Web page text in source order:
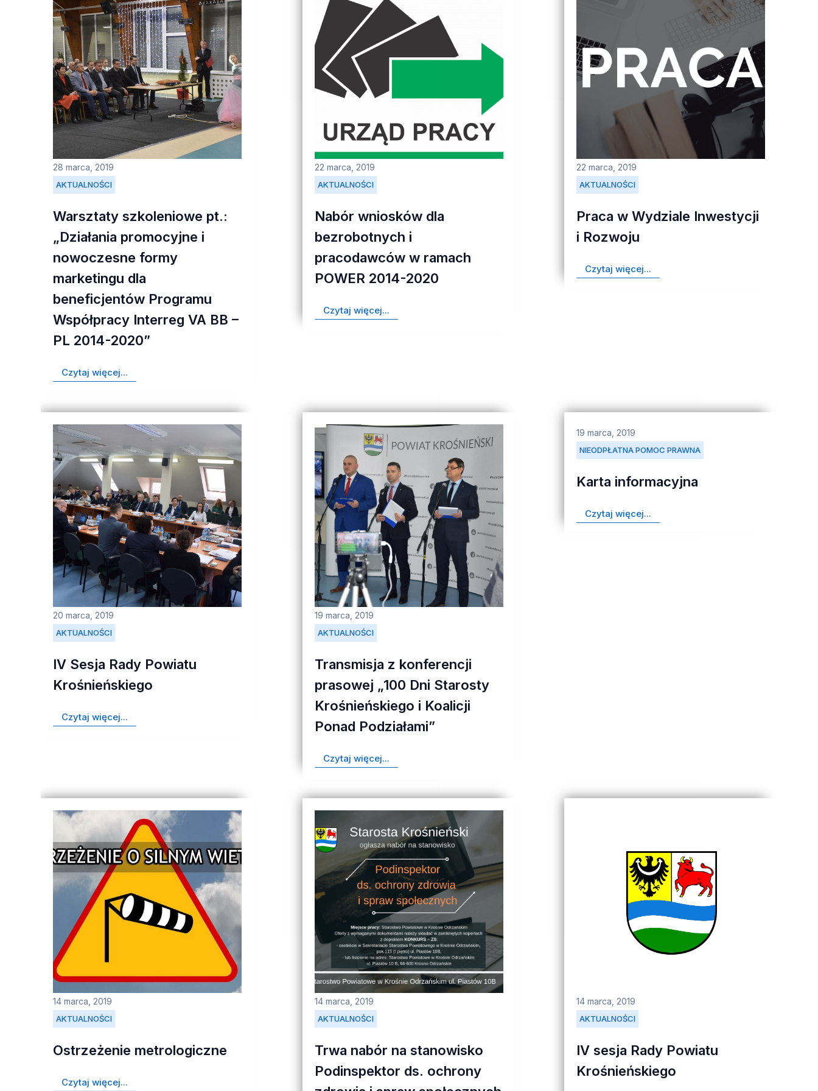
AKTUALNOŚCI
28 marca, 2019
Warsztaty szkoleniowe pt.:
„Działania promocyjne i
nowoczesne formy
marketingu dla
beneficjentów Programu
Współpracy Interreg VA BB –
PL 2014-2020”
Czytaj więcej...
AKTUALNOŚCI
22 marca, 2019
Nabór wniosków dla
bezrobotnych i
pracodawców w ramach
POWER 2014-2020
Czytaj więcej...
AKTUALNOŚCI
22 marca, 2019
Praca w Wydziale Inwestycji
i Rozwoju
Czytaj więcej...
AKTUALNOŚCI
20 marca, 2019
IV Sesja Rady Powiatu
Krośnieńskiego
Czytaj więcej...
AKTUALNOŚCI
19 marca, 2019
Transmisja z konferencji
prasowej „100 Dni Starosty
Krośnieńskiego i Koalicji
Ponad Podziałami”
Czytaj więcej...
NIEODPŁATNA POMOC PRAWNA
19 marca, 2019
Karta informacyjna
Czytaj więcej...
AKTUALNOŚCI
14 marca, 2019
Ostrzeżenie metrologiczne
Czytaj więcej...
AKTUALNOŚCI
14 marca, 2019
Trwa nabór na stanowisko
Podinspektor ds. ochrony
AKTUALNOŚCI
14 marca, 2019
IV sesja Rady Powiatu
Krośnieńskiego